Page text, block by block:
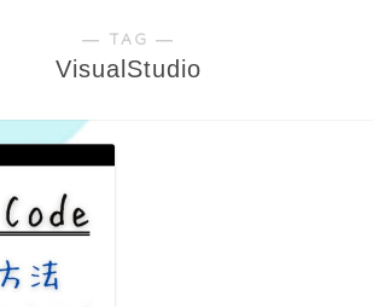
― TAG ―
VisualStudio